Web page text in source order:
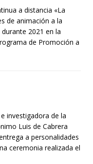
a distancia «La
de animación a la
2021 en la
de Promoción a
investigadora de la
Luis de Cabrera
a personalidades
ceremonia realizada el